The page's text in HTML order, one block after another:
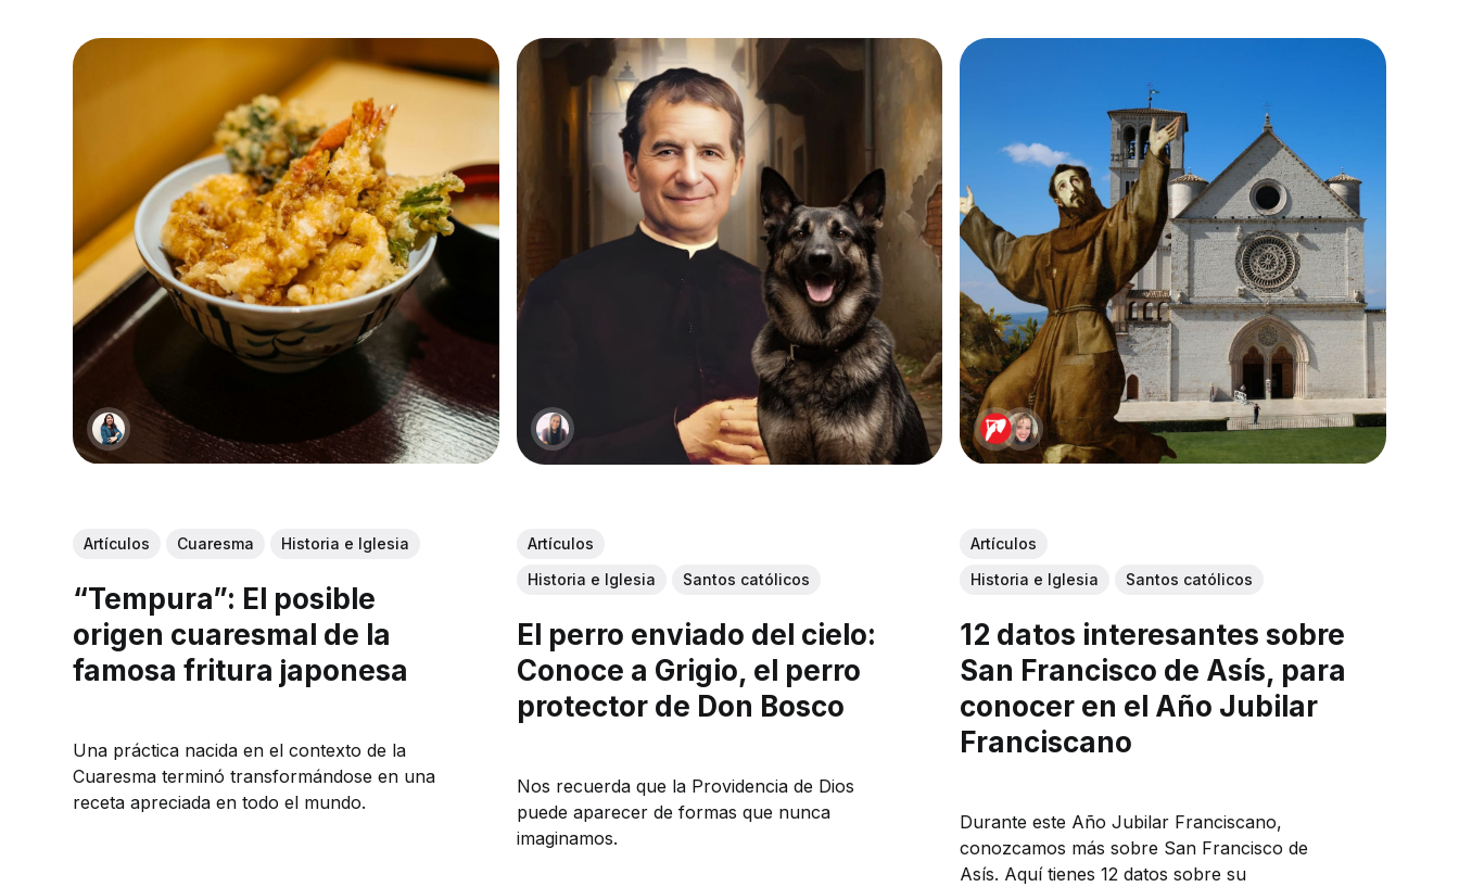
Artículos Cuaresma Historia e Iglesia
“Tempura”: El posible
origen cuaresmal de la
famosa fritura japonesa
Una práctica nacida en el contexto de la
Cuaresma terminó transformándose en una
receta apreciada en todo el mundo.
Artículos
Historia e Iglesia
Santos católicos
El perro enviado del cielo:
Conoce a Grigio, el perro
protector de Don Bosco
Nos recuerda que la Providencia de Dios
puede aparecer de formas que nunca
imaginamos.
Artículos
Historia e Iglesia
Santos católicos
12 datos interesantes sobre
San Francisco de Asís, para
conocer en el Año Jubilar
Franciscano
Durante este Año Jubilar Franciscano,
conozcamos más sobre San Francisco de
Asís. Aquí tienes 12 datos sobre su